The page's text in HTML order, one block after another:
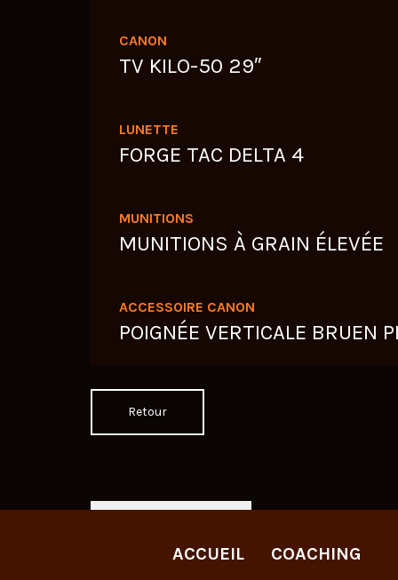
CANON
TV KILO-50 29″
LUNETTE
FORGE TAC DELTA 4
MUNITIONS
MUNITIONS À GRAIN ÉLEVÉE
ACCESSOIRE CANON
POIGNÉE VERTICALE BRUEN
Retour
ACCUEIL
COACHING